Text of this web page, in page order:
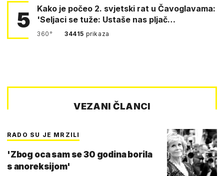
5
Kako je počeo 2. svjetski rat u Čavoglavama:
'Seljaci se tuže: Ustaše nas pljač…
360° 34415 prikaza
VEZANI ČLANCI
RADO SU JE MRZILI
'Zbog oca sam se 30 godina borila
s anoreksijom'